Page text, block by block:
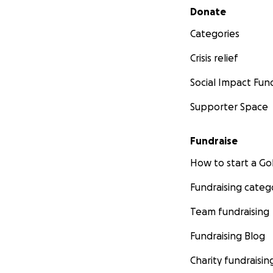
Secondary menu
Donate
Categories
Crisis relief
Social Impact
Supporter Space
Fundraise
How to start a
Fundraising
Team fundraising
Fundraising Blog
Charity